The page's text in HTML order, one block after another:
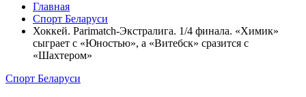
Главная
Спорт Беларуси
Хоккей. Parimatch-Экстралига. 1/4 финала. «Химик»
сыграет с «Юностью», а «Витебск» сразится с
«Шахтером»
Спорт Беларуси